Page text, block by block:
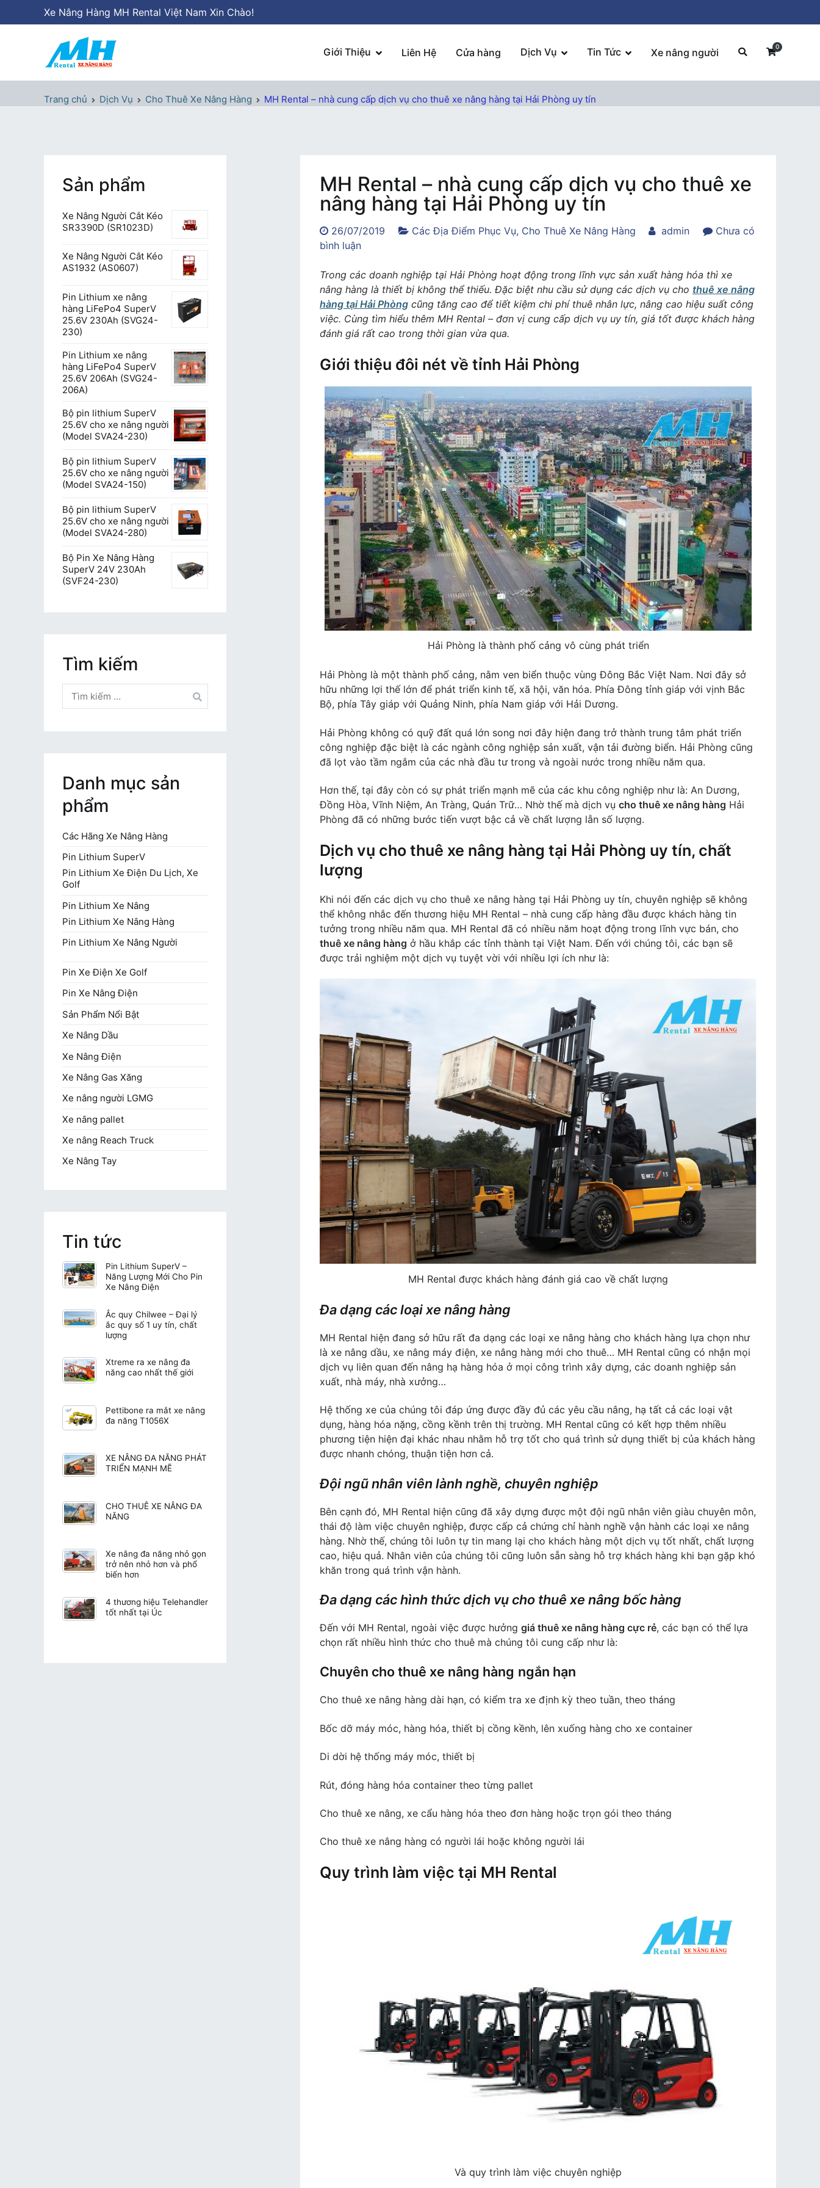
tới
Xe Nâng Hàng MH Rental Việt Nam Xin Chào!
Giới Thiệu Liên Hệ Cửa hàng Dịch Vụ Tin Tức Xe nâng người 0
Trang chủ Dịch Vụ Cho Thuê Xe Nâng Hàng MH Rental – nhà cung cấp dịch vụ cho thuê xe nâng hàng tại Hải Phòng uy tín
MH Rental – nhà cung cấp dịch vụ cho thuê xe
nâng hàng tại Hải Phòng uy tín
26/07/2019 Các Địa Điểm Phục Vụ, Cho Thuê Xe Nâng Hàng admin
Chưa có
bình luậntrong
Rental
–
nhà
cung
cấp
vụ
cho
xe
nâng
hàng
tại
Hải
Phòng
uy
tín
Trong các doanh nghiệp tại Hải Phòng hoạt động trong lĩnh vực sản xuất hàng hóa thì xe
nâng hàng là thiết bị không thể thiếu. Đặc biệt nhu cầu sử dụng các dịch vụ cho thuê xe nâng
hàng tại Hải Phòng cũng tăng cao để tiết kiệm chi phí thuê nhân lực, nâng cao hiệu suất công
việc. Cùng tìm hiểu thêm MH Rental – đơn vị cung cấp dịch vụ uy tín, giá tốt được khách hàng
đánh giá rất cao trong thời gian vừa qua.
Giới thiệu đôi nét về tỉnh Hải Phòng
Hải Phòng là thành phố cảng vô cùng phát triển
Hải Phòng là một thành phố cảng, nằm ven biển thuộc vùng Đông Bắc Việt Nam. Nơi đây sở
hữu những lợi thế lớn để phát triển kinh tế, xã hội, văn hóa. Phía Đông tỉnh giáp với vịnh Bắc
Bộ, phía Tây giáp với Quảng Ninh, phía Nam giáp với Hải Dương.
Hải Phòng không có quỹ đất quá lớn song nơi đây hiện đang trở thành trung tâm phát triển
công nghiệp đặc biệt là các ngành công nghiệp sản xuất, vận tải đường biển. Hải Phòng cũng
đã lọt vào tầm ngắm của các nhà đầu tư trong và ngoài nước trong nhiều năm qua.
Hơn thế, tại đây còn có sự phát triển mạnh mẽ của các khu công nghiệp như là: An Dương,
Đồng Hòa, Vĩnh Niệm, An Tràng, Quán Trữ… Nhờ thế mà dịch vụ cho thuê xe nâng hàng Hải
Phòng đã có những bước tiến vượt bậc cả về chất lượng lẫn số lượng.
Dịch vụ cho thuê xe nâng hàng tại Hải Phòng uy tín, chất
lượng
Khi nói đến các dịch vụ cho thuê xe nâng hàng tại Hải Phòng uy tín, chuyên nghiệp sẽ không
thể không nhắc đến thương hiệu MH Rental – nhà cung cấp hàng đầu được khách hàng tin
tưởng trong nhiều năm qua. MH Rental đã có nhiều năm hoạt động trong lĩnh vực bán, cho
thuê xe nâng hàng ở hầu khắp các tỉnh thành tại Việt Nam. Đến với chúng tôi, các bạn sẽ
được trải nghiệm một dịch vụ tuyệt vời với nhiều lợi ích như là:
MH Rental được khách hàng đánh giá cao về chất lượng
Đa dạng các loại xe nâng hàng
MH Rental hiện đang sở hữu rất đa dạng các loại xe nâng hàng cho khách hàng lựa chọn như
là xe nâng dầu, xe nâng máy điện, xe nâng hàng mới cho thuê… MH Rental cũng có nhận mọi
dịch vụ liên quan đến nâng hạ hàng hóa ở mọi công trình xây dựng, các doanh nghiệp sản
xuất, nhà máy, nhà xưởng…
Hệ thống xe của chúng tôi đáp ứng được đầy đủ các yêu cầu nâng, hạ tất cả các loại vật
dụng, hàng hóa nặng, cồng kềnh trên thị trường. MH Rental cũng có kết hợp thêm nhiều
phương tiện hiện đại khác nhau nhằm hỗ trợ tốt cho quá trình sử dụng thiết bị của khách hàng
được nhanh chóng, thuận tiện hơn cả.
Đội ngũ nhân viên lành nghề, chuyên nghiệp
Bên cạnh đó, MH Rental hiện cũng đã xây dựng được một đội ngũ nhân viên giàu chuyên môn,
thái độ làm việc chuyên nghiệp, được cấp cả chứng chỉ hành nghề vận hành các loại xe nâng
hàng. Nhờ thế, chúng tôi luôn tự tin mang lại cho khách hàng một dịch vụ tốt nhất, chất lượng
cao, hiệu quả. Nhân viên của chúng tôi cũng luôn sẵn sàng hỗ trợ khách hàng khi bạn gặp khó
khăn trong quá trình vận hành.
Đa dạng các hình thức dịch vụ cho thuê xe nâng bốc hàng
Đến với MH Rental, ngoài việc được hưởng giá thuê xe nâng hàng cực rẻ, các bạn có thể lựa
chọn rất nhiều hình thức cho thuê mà chúng tôi cung cấp như là:
Chuyên cho thuê xe nâng hàng ngắn hạn
Cho thuê xe nâng hàng dài hạn, có kiểm tra xe định kỳ theo tuần, theo tháng
Bốc dỡ máy móc, hàng hóa, thiết bị cồng kềnh, lên xuống hàng cho xe container
Di dời hệ thống máy móc, thiết bị
Rút, đóng hàng hóa container theo từng pallet
Cho thuê xe nâng, xe cẩu hàng hóa theo đơn hàng hoặc trọn gói theo tháng
Cho thuê xe nâng hàng có người lái hoặc không người lái
Quy trình làm việc tại MH Rental
Và quy trình làm việc chuyên nghiệp
Sản phẩm
Xe Nâng Người Cắt Kéo
SR3390D (SR1023D)
Xe Nâng Người Cắt Kéo
AS1932 (AS0607)
Pin Lithium xe nâng
hàng LiFePo4 SuperV
25.6V 230Ah (SVG24-
230)
Pin Lithium xe nâng
hàng LiFePo4 SuperV
25.6V 206Ah (SVG24-
206A)
Bộ pin lithium SuperV
25.6V cho xe nâng người
(Model SVA24-230)
Bộ pin lithium SuperV
25.6V cho xe nâng người
(Model SVA24-150)
Bộ pin lithium SuperV
25.6V cho xe nâng người
(Model SVA24-280)
Bộ Pin Xe Nâng Hàng
SuperV 24V 230Ah
(SVF24-230)
Tìm kiếm
kiếm
cho:
Danh mục sản
phẩm
Các Hãng Xe Nâng Hàng
Pin Lithium SuperV
Pin Lithium Xe Điện Du Lịch, Xe
Golf
Pin Lithium Xe Nâng
Pin Lithium Xe Nâng Hàng
Pin Lithium Xe Nâng Người
Pin Xe Điện Xe Golf
Pin Xe Nâng Điện
Sản Phẩm Nổi Bật
Xe Nâng Dầu
Xe Nâng Điện
Xe Nâng Gas Xăng
Xe nâng người LGMG
Xe nâng pallet
Xe nâng Reach Truck
Xe Nâng Tay
Tin tức
Pin Lithium SuperV –
Năng Lượng Mới Cho Pin
Xe Nâng Điện
Ắc quy Chilwee – Đại lý
ắc quy số 1 uy tín, chất
lượng
Xtreme ra xe nâng đa
năng cao nhất thế giới
Pettibone ra mắt xe nâng
đa năng T1056X
XE NÂNG ĐA NĂNG PHÁT
TRIỂN MẠNH MẼ
CHO THUÊ XE NÂNG ĐA
NĂNG
Xe nâng đa năng nhỏ gọn
trở nên nhỏ hơn và phổ
biến hơn
4 thương hiệu Telehandler
tốt nhất tại Úc